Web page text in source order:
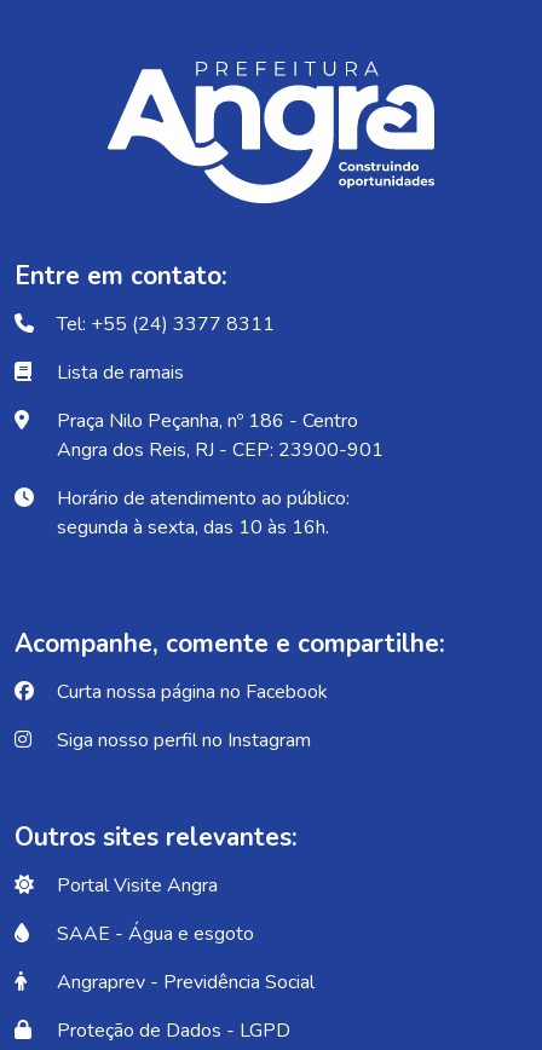
Entre em contato:
Tel: +55 (24) 3377 8311
Lista de ramais
Praça Nilo Peçanha, nº 186 - Centro
Angra dos Reis, RJ - CEP: 23900-901
Horário de atendimento ao público:
segunda à sexta, das 10 às 16h.
Acompanhe, comente e compartilhe:
Curta nossa página no Facebook
Siga nosso perfil no Instagram
Outros sites relevantes:
Portal Visite Angra
SAAE - Água e esgoto
Angraprev - Previdência Social
Proteção de Dados - LGPD